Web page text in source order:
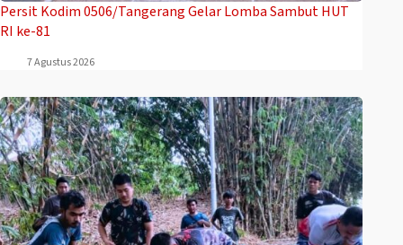
Persit Kodim 0506/Tangerang Gelar Lomba Sambut HUT
RI ke-81
7 Agustus 2026